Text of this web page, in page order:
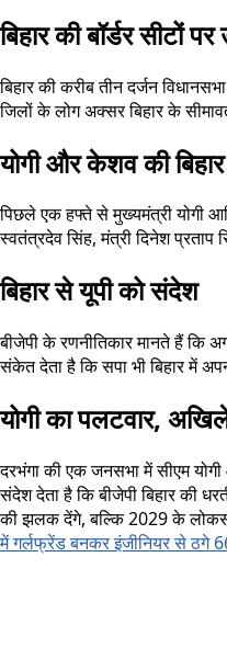
बिहार की बॉर्डर सीटों
बिहार की करीब तीन दर्जन
जिलों के लोग अक्सर बिहार के
योगी और केशव की
पिछले एक हफ्ते से मुख्यमंत्री योगी
स्वतंत्रदेव सिंह, मंत्री दिनेश प्रताप
बिहार से यूपी को संदेश
बीजेपी के रणनीतिकार मानते हैं कि
संकेत देता है कि सपा भी बिहार में
योगी का पलटवार,
दरभंगा की एक जनसभा में सीएम
संदेश देता है कि बीजेपी बिहार की
की झलक देंगे, बल्कि 2029 के
में गर्लफ्रेंड बनकर इंजीनियर से ठगे